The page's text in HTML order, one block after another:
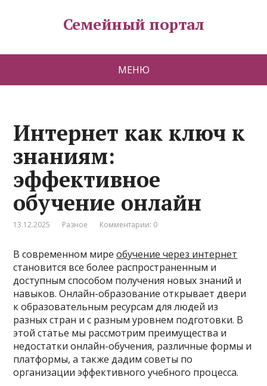
Семейный портал
МЕНЮ
Интернет как ключ к
знаниям:
эффективное
обучение онлайн
13.12.2025 Разное Комментарии: 0
В современном миреобучение через интернет
становится все более распространенным и
доступным способом получения новых знаний и
навыков. Онлайн-образование открывает двери
к образовательным ресурсам для людей из
разных стран и с разным уровнем подготовки. В
этой статье мы рассмотрим преимущества и
недостатки онлайн-обучения, различные формы и
платформы, а также дадим советы по
организации эффективного учебного процесса.